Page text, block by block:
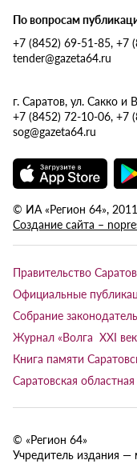
По вопросам
+7 (8452) 69-51-85, +7
tender@gazeta64.ru
г. Саратов, ул. Сакко и
+7 (8452) 72-10-06, +7
sog@gazeta64.ru
© ИА «Регион 64»,
Создание сайта –
Правительство
Официальные
Собрание
Журнал «Волга XXI
Книга памяти
Саратовская областная
© «Регион 64»
Учредитель издания